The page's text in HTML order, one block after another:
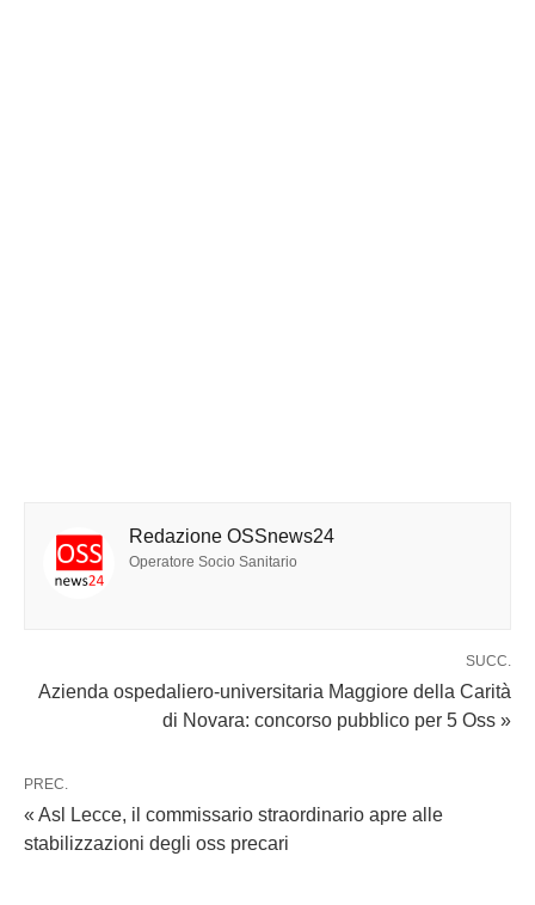
Redazione OSSnews24
Operatore Socio Sanitario
SUCC.
Azienda ospedaliero-universitaria Maggiore della Carità
di Novara: concorso pubblico per 5 Oss »
PREC.
« Asl Lecce, il commissario straordinario apre alle
stabilizzazioni degli oss precari